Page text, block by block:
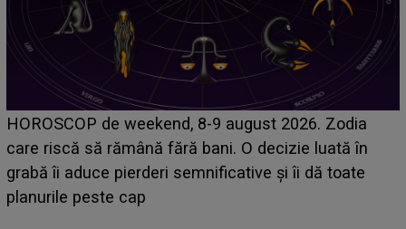
Emanuel a ținut ACEST DETALIU ASCUNS până
acum! În fața Alexandrei, concurentul din Casa Iubirii
face o MĂRTURISIRE NEAȘTEPTATĂ despre mama
sa: "I-am spus și ei în față, eu nu te iubesc pentru